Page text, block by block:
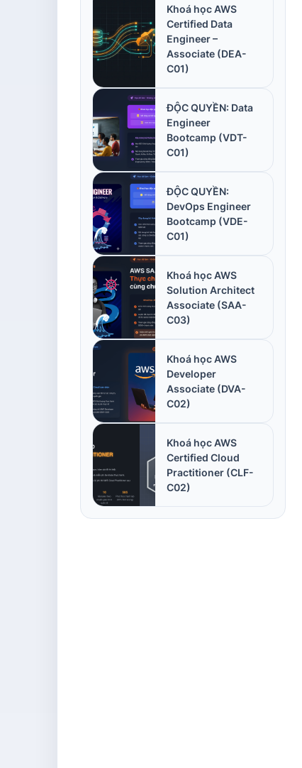
Khoá học AWS
Certified Data
Engineer –
Associate (DEA-
C01)
ĐỘC QUYỀN: Data
Engineer
Bootcamp (VDT-
C01)
ĐỘC QUYỀN:
DevOps Engineer
Bootcamp (VDE-
C01)
Khoá học AWS
Solution Architect
Associate (SAA-
C03)
Khoá học AWS
Developer
Associate (DVA-
C02)
Khoá học AWS
Certified Cloud
Practitioner (CLF-
C02)